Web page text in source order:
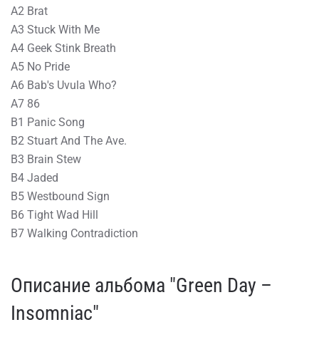
A2 Brat
A3 Stuck With Me
A4 Geek Stink Breath
A5 No Pride
A6 Bab's Uvula Who?
A7 86
B1 Panic Song
B2 Stuart And The Ave.
B3 Brain Stew
B4 Jaded
B5 Westbound Sign
B6 Tight Wad Hill
B7 Walking Contradiction ⠀
Описание альбома "Green Day –
Insomniac"